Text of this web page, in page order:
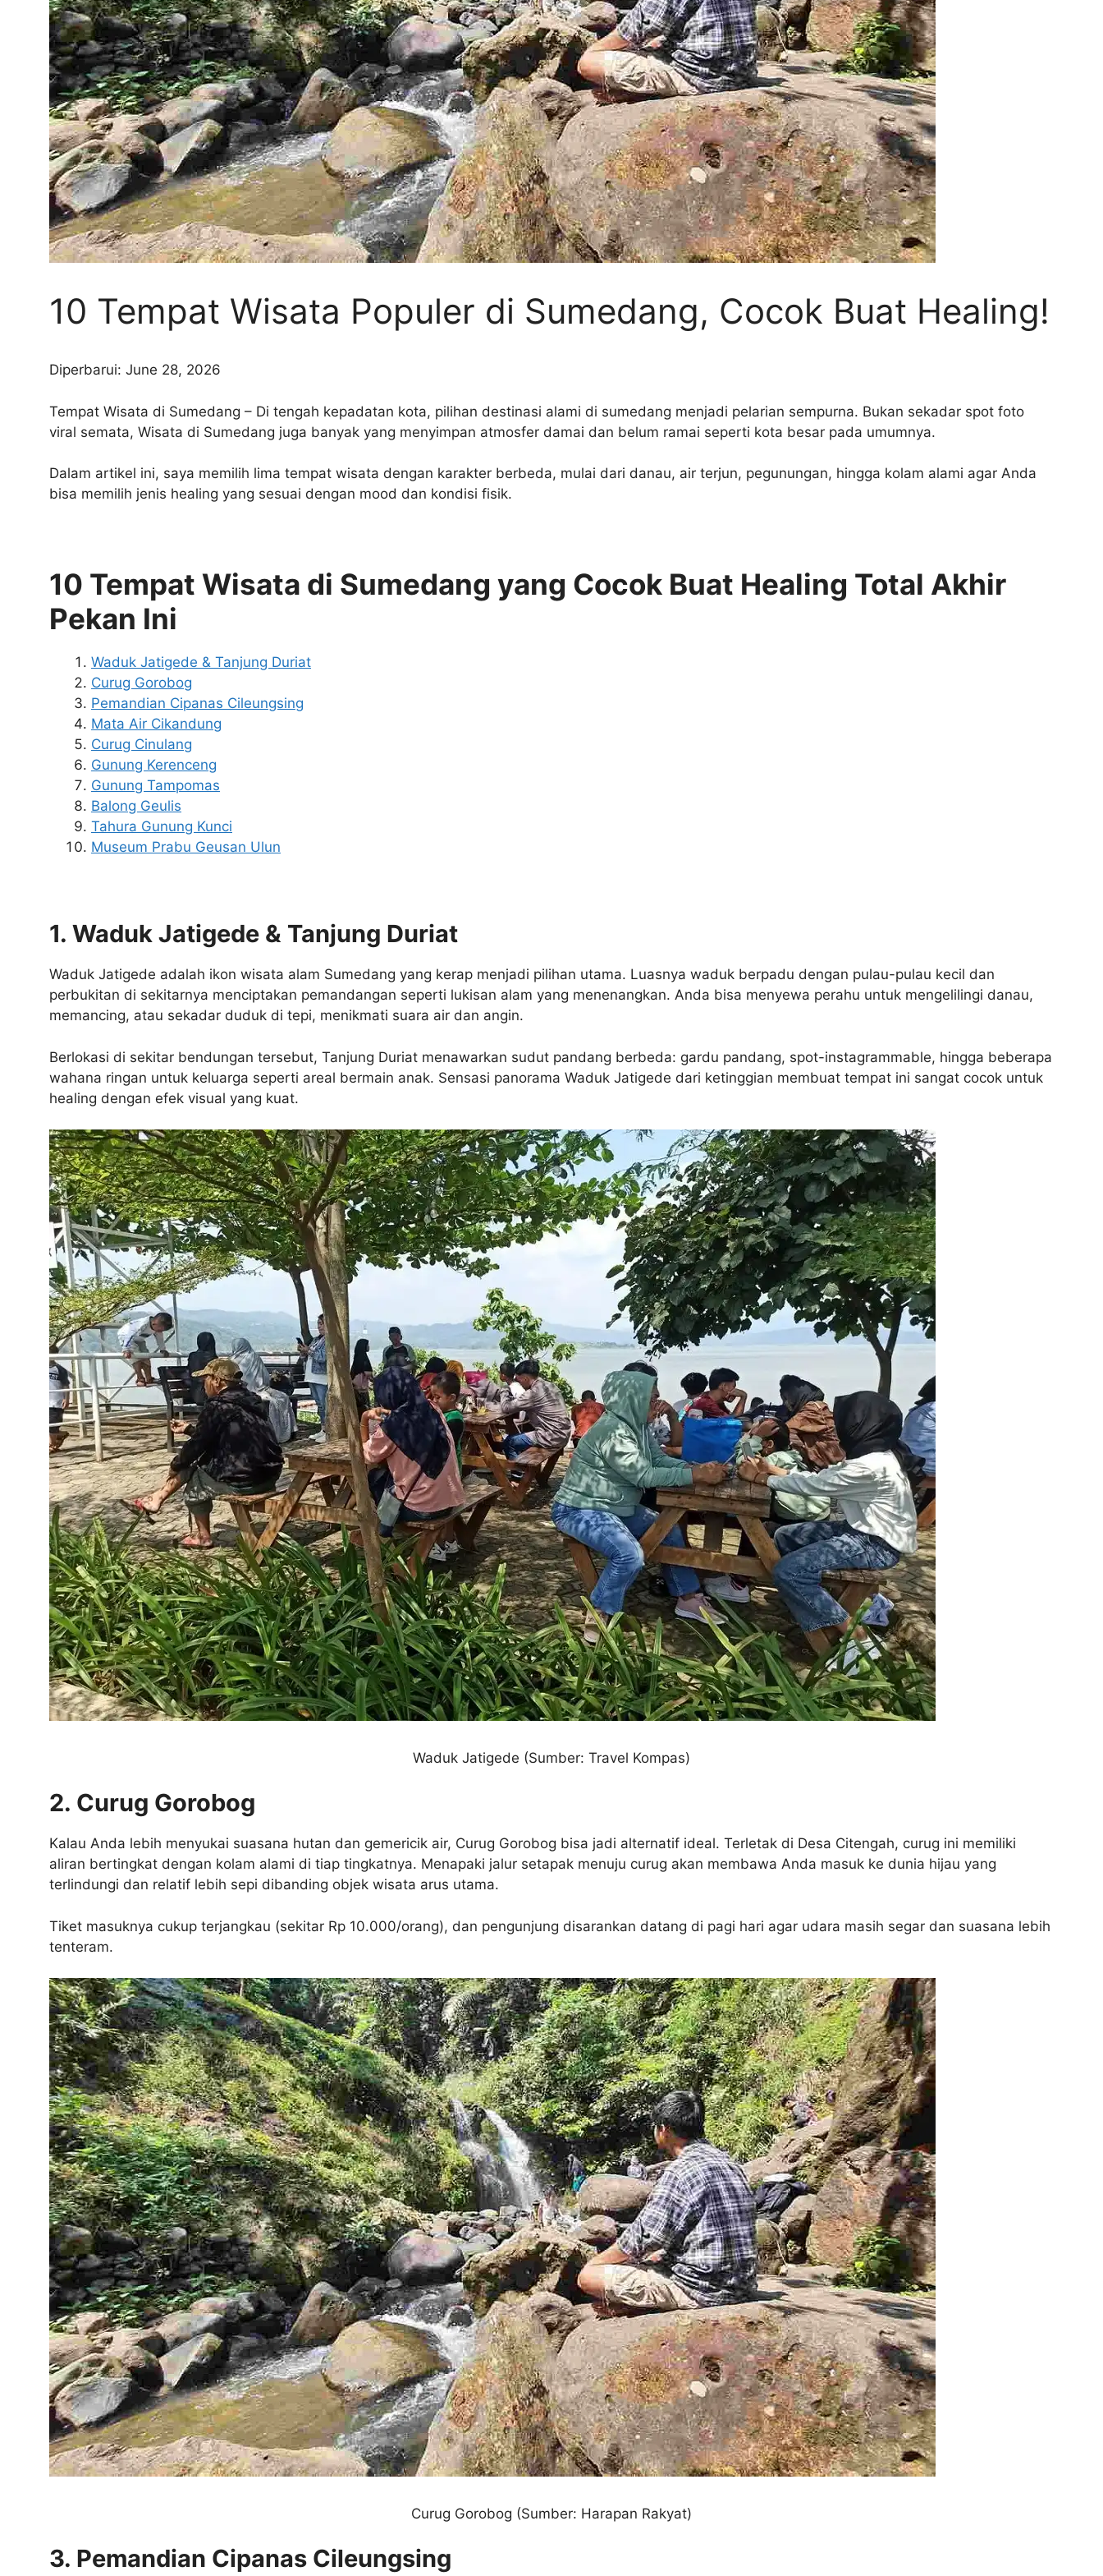
10 Tempat Wisata Populer di Sumedang, Cocok Buat Healing!
Diperbarui: June 28, 2026
Tempat Wisata di Sumedang – Di tengah kepadatan kota, pilihan destinasi alami di sumedang menjadi pelarian sempurna. Bukan sekadar spot foto
viral semata, Wisata di Sumedang juga banyak yang menyimpan atmosfer damai dan belum ramai seperti kota besar pada umumnya.
Dalam artikel ini, saya memilih lima tempat wisata dengan karakter berbeda, mulai dari danau, air terjun, pegunungan, hingga kolam alami agar Anda
bisa memilih jenis healing yang sesuai dengan mood dan kondisi fisik.
10 Tempat Wisata di Sumedang yang Cocok Buat Healing Total Akhir
Pekan Ini
Waduk Jatigede & Tanjung Duriat
Curug Gorobog
Pemandian Cipanas Cileungsing
Mata Air Cikandung
Curug Cinulang
Gunung Kerenceng
Gunung Tampomas
Balong Geulis
Tahura Gunung Kunci
Museum Prabu Geusan Ulun
1. Waduk Jatigede & Tanjung Duriat
Waduk Jatigede adalah ikon wisata alam Sumedang yang kerap menjadi pilihan utama. Luasnya waduk berpadu dengan pulau-pulau kecil dan
perbukitan di sekitarnya menciptakan pemandangan seperti lukisan alam yang menenangkan. Anda bisa menyewa perahu untuk mengelilingi danau,
memancing, atau sekadar duduk di tepi, menikmati suara air dan angin.
Berlokasi di sekitar bendungan tersebut, Tanjung Duriat menawarkan sudut pandang berbeda: gardu pandang, spot-instagrammable, hingga beberapa
wahana ringan untuk keluarga seperti areal bermain anak. Sensasi panorama Waduk Jatigede dari ketinggian membuat tempat ini sangat cocok untuk
healing dengan efek visual yang kuat.
Waduk Jatigede (Sumber: Travel Kompas)
2. Curug Gorobog
Kalau Anda lebih menyukai suasana hutan dan gemericik air, Curug Gorobog bisa jadi alternatif ideal. Terletak di Desa Citengah, curug ini memiliki
aliran bertingkat dengan kolam alami di tiap tingkatnya. Menapaki jalur setapak menuju curug akan membawa Anda masuk ke dunia hijau yang
terlindungi dan relatif lebih sepi dibanding objek wisata arus utama.
Tiket masuknya cukup terjangkau (sekitar Rp 10.000/orang), dan pengunjung disarankan datang di pagi hari agar udara masih segar dan suasana lebih
tenteram.
Curug Gorobog (Sumber: Harapan Rakyat)
3. Pemandian Cipanas Cileungsing